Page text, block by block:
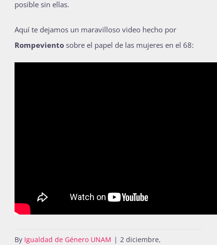
posible sin ellas.
Aquí te dejamos un maravilloso video hecho por
Rompeviento sobre el papel de las mujeres en el 68:
By Igualdad de Género UNAM | 2 diciembre,